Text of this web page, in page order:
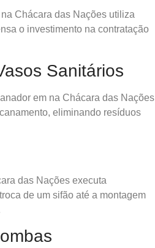
Chácara das Nações utiliza
o investimento na contratação
Sanitários
em na Chácara das Nações
eliminando resíduos
das Nações executa
de um sifão até a montagem